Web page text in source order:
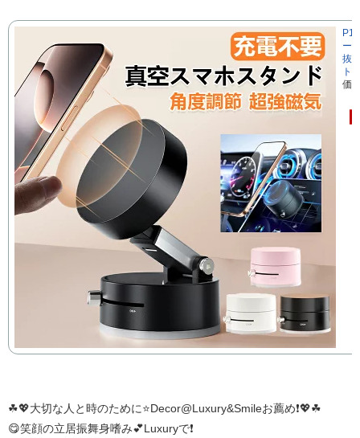
ー
抜
ト
価
☘💖大切な人と時のために⭐️Decor@Luxury&Smileお薦め❗💖☘
😋笑顔の立居振舞身嗜み💕Luxuryで❗